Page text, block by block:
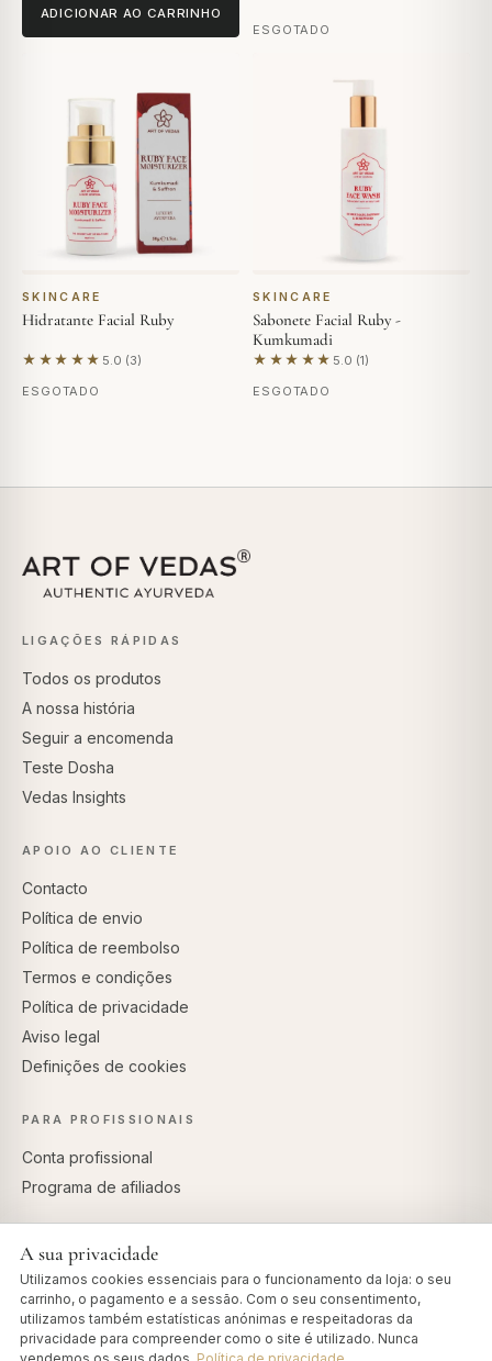
ADICIONAR AO CARRINHO
ESGOTADO
SKINCARE
Hidratante Facial Ruby
★★★★★ 5.0 (3)
Com base em 3 avaliações
ESGOTADO
SKINCARE
Sabonete Facial Ruby -
Kumkumadi
★★★★★ 5.0 (1)
Com base em 1 avaliação
ESGOTADO
LIGAÇÕES RÁPIDAS
Todos os produtos
A nossa história
Seguir a encomenda
Teste Dosha
Vedas Insights
APOIO AO CLIENTE
Contacto
Política de envio
Política de reembolso
Termos e condições
Política de privacidade
Aviso legal
Definições de cookies
PARA PROFISSIONAIS
Conta profissional
Programa de afiliados
PAGAMENTOS SEGUROS
A sua privacidade
Utilizamos cookies essenciais para o funcionamento da loja: o seu
carrinho, o pagamento e a sessão. Com o seu consentimento,
utilizamos também estatísticas anónimas e respeitadoras da
privacidade para compreender como o site é utilizado. Nunca